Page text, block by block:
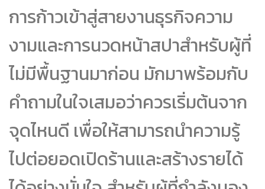
การก้าวเข้าสู่สายงานธุรกิจความ
งามและการนวดหน้าสปาสำหรับผู้ที่
ไม่มีพื้นฐานมาก่อน มักมาพร้อมกับ
คำถามในใจเสมอว่าควรเริ่มต้นจาก
จุดไหนดี เพื่อให้สามารถนำความรู้
ไปต่อยอดเปิดร้านและสร้างรายได้